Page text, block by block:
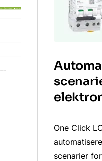
One Click
scenarier